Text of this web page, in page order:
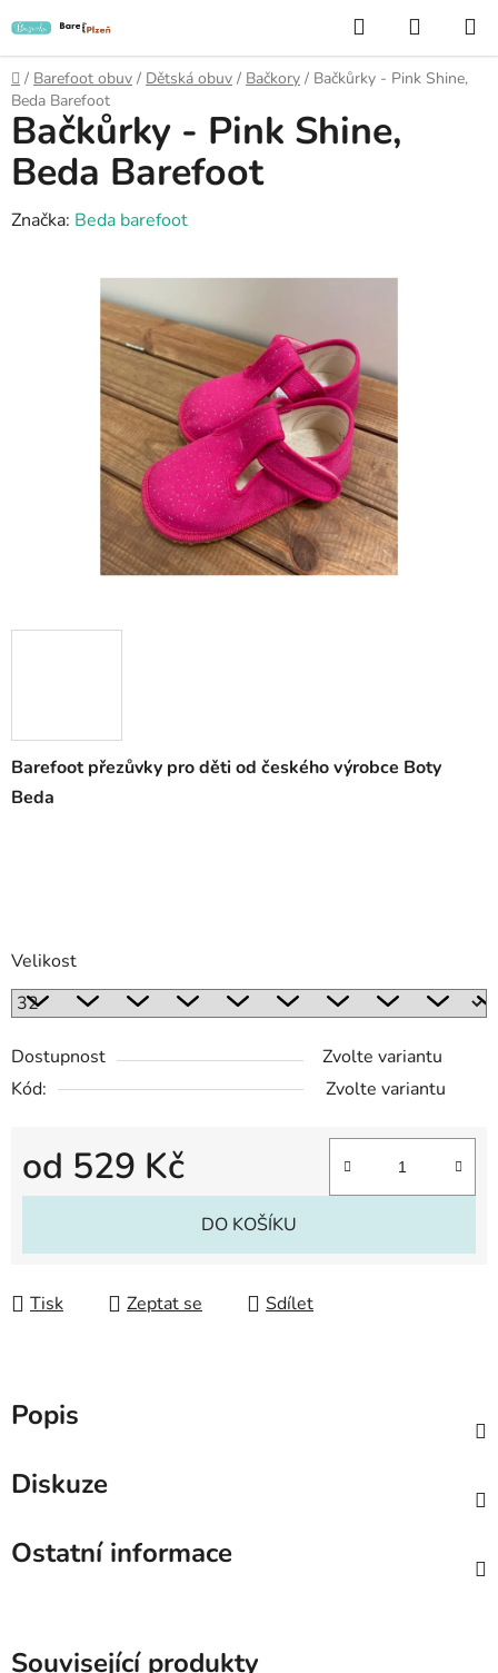
na
obsah
Hledat
KOŠÍK
Domů
/ Barefoot obuv / Dětská obuv / Bačkory / Bačkůrky - Pink Shine,
Beda Barefoot
Barefoot přezůvky pro děti od českého výrobce Boty
Beda
Velikost
Dostupnost
Zvolte variantu
Kód:
Zvolte variantu
od 529 Kč
Měrná cena:
DO KOŠÍKU
Tisk Zeptat se Sdílet
Bačkůrky - Pink Shine,
Beda Barefoot
Značka: Beda barefoot
Popis
Diskuze
Ostatní informace
Související produkty